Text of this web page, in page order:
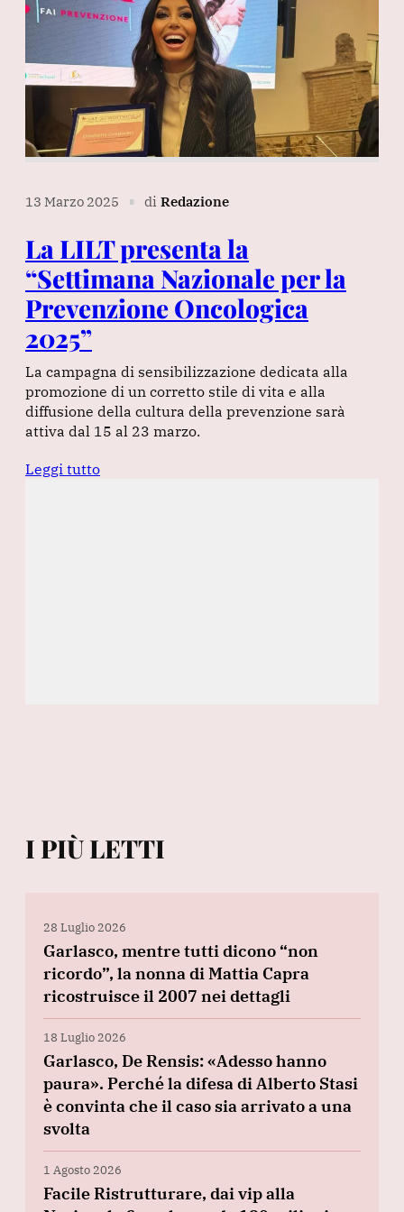
13 Marzo 2025 ∎ di Redazione
La LILT presenta la
“Settimana Nazionale per la
Prevenzione Oncologica
2025”
La campagna di sensibilizzazione dedicata alla
promozione di un corretto stile di vita e alla
diffusione della cultura della prevenzione sarà
attiva dal 15 al 23 marzo.
Leggi tutto
I PIÙ LETTI
28 Luglio 2026
Garlasco, mentre tutti dicono “non
ricordo”, la nonna di Mattia Capra
ricostruisce il 2007 nei dettagli
18 Luglio 2026
Garlasco, De Rensis: «Adesso hanno
paura». Perché la difesa di Alberto Stasi
è convinta che il caso sia arrivato a una
svolta
1 Agosto 2026
Facile Ristrutturare, dai vip alla